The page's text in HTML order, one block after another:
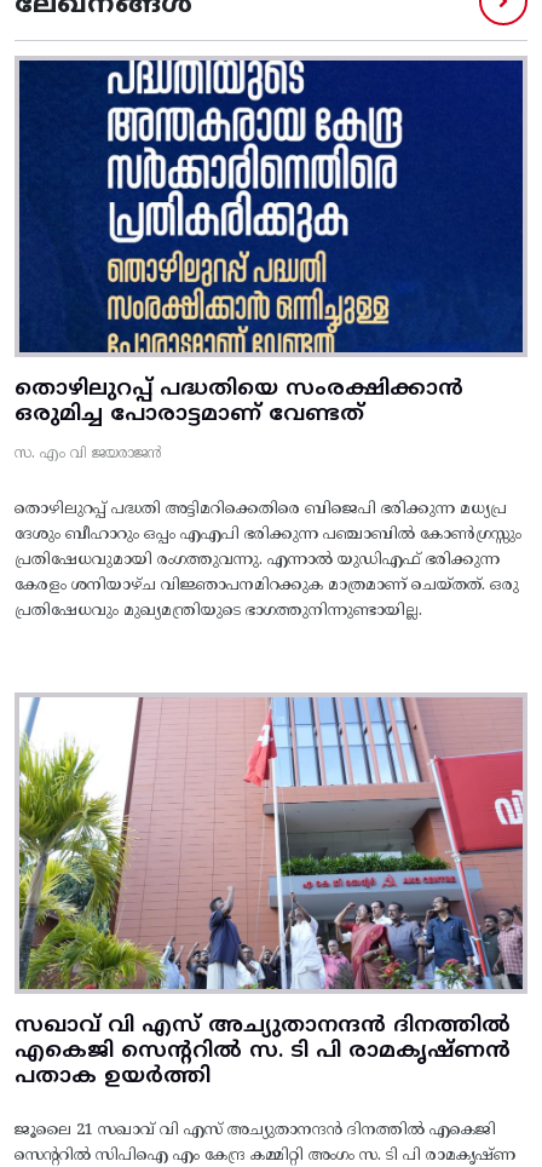
തൊഴിലുറപ്പ് പദ്ധതിയെ സംരക്ഷിക്കാൻ
ഒരുമിച്ച പോരാട്ടമാണ് വേണ്ടത്
സ. എം വി ജയരാജൻ
തൊഴിലുറപ്പ് പദ്ധതി അട്ടിമറിക്കെതിരെ ബിജെപി ഭരിക്കുന്ന മധ്യപ്ര
ദേശും ബീഹാറും ഒപ്പം എഎപി ഭരിക്കുന്ന പഞ്ചാബിൽ കോൺഗ്രസ്സും
പ്രതിഷേധവുമായി രംഗത്തുവന്നു. എന്നാൽ യുഡിഎഫ് ഭരിക്കുന്ന
കേരളം ശനിയാഴ്ച വിജ്ഞാപനമിറക്കുക മാത്രമാണ് ചെയ്തത്. ഒരു
പ്രതിഷേധവും മുഖ്യമന്ത്രിയുടെ ഭാഗത്തുനിന്നുണ്ടായില്ല.
സഖാവ് വി എസ് അച്യുതാനന്ദൻ ദിനത്തിൽ
എകെജി സെന്ററിൽ സ. ടി പി രാമകൃഷ്‌ണൻ
പതാക ഉയർത്തി
ജൂലൈ 21 സഖാവ് വി എസ് അച്യുതാനന്ദൻ ദിനത്തിൽ എകെജി
സെന്ററിൽ സിപിഐ എം കേന്ദ്ര കമ്മിറ്റി അംഗം സ. ടി പി രാമകൃഷ്‌ണ